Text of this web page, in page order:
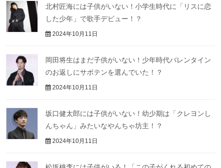
北村匠海には子供がいない！小学生時代に「リスに恋
した少年」で歌手デビュー！？
2024年10月11日
岡田将生はまだ子供がいない！少年時代バレンタイン
のお返しにサボテンを選んでいた！？
2024年10月11日
坂口健太郎には子供がいない！幼少期は「クレヨンし
んちゃん」みたいなやんちゃ坊主！？
2024年10月11日